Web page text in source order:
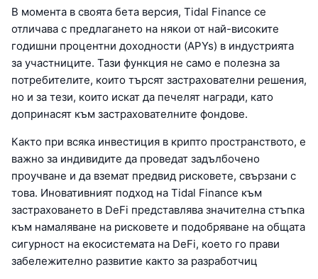
В момента в своята бета версия, Tidal Finance се
отличава с предлагането на някои от най-високите
годишни процентни доходности (APYs) в индустрията
за участниците. Тази функция не само е полезна за
потребителите, които търсят застрахователни решения,
но и за тези, които искат да печелят награди, като
допринасят към застрахователните фондове.
Както при всяка инвестиция в крипто пространството, е
важно за индивидите да проведат задълбочено
проучване и да вземат предвид рисковете, свързани с
това. Иновативният подход на Tidal Finance към
застраховането в DeFi представлява значителна стъпка
към намаляване на рисковете и подобряване на общата
сигурност на екосистемата на DeFi, което го прави
забележително развитие както за разработчиц